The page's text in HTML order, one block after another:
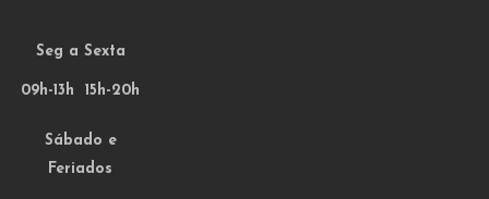
Seg a Sexta
09h-13h 15h-20h
Sábado e
Feriados